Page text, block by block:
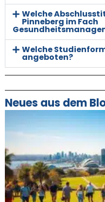
Welche
Pinneberg im Fach
Welche
angeboten?
Neues aus dem